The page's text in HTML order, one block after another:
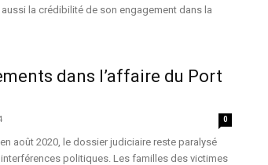
la crédibilité de son engagement dans la
dans l’affaire du Port
0
août 2020, le dossier judiciaire reste paralysé
politiques. Les familles des victimes